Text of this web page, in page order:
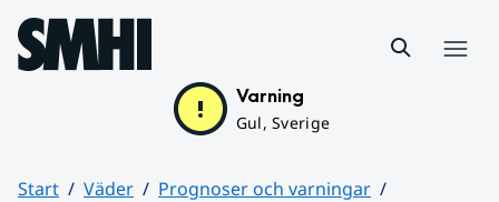
Hoppa till sidans innehåll
Varning
Gul, Sverige
Start Väder
Prognoser och varningar